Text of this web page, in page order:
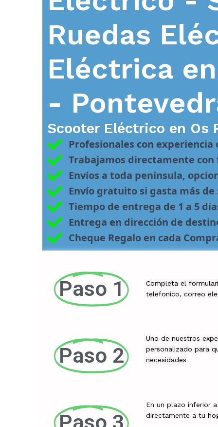
Ruedas
Eléctrica
-
Scooter Eléctrico en Os
Profesionales con
Trabajamos directamente
Envíos a toda península,
Envío gratuito si gasta más de
Tiempo de entrega de 1 a 5
Entrega en dirección de
Cheque Regalo en cada
Paso 1
Paso 2
Paso 3
Completa el
telefonico, correo
Uno de nuestros
personalizado para
necesidades
En un plazo inferior
directamente a tu